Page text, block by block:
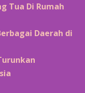
Tua Di Rumah
Daerah di